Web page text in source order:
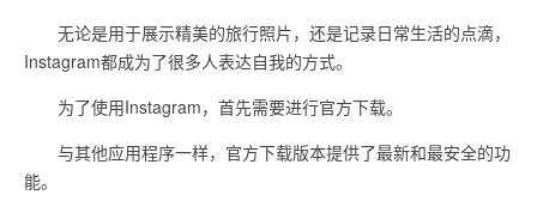
无论是用于展示精美的旅行照片，还是记录日常生活的点滴，
Instagram都成为了很多人表达自我的方式。
为了使用Instagram，首先需要进行官方下载。
与其他应用程序一样，官方下载版本提供了最新和最安全的功
能。